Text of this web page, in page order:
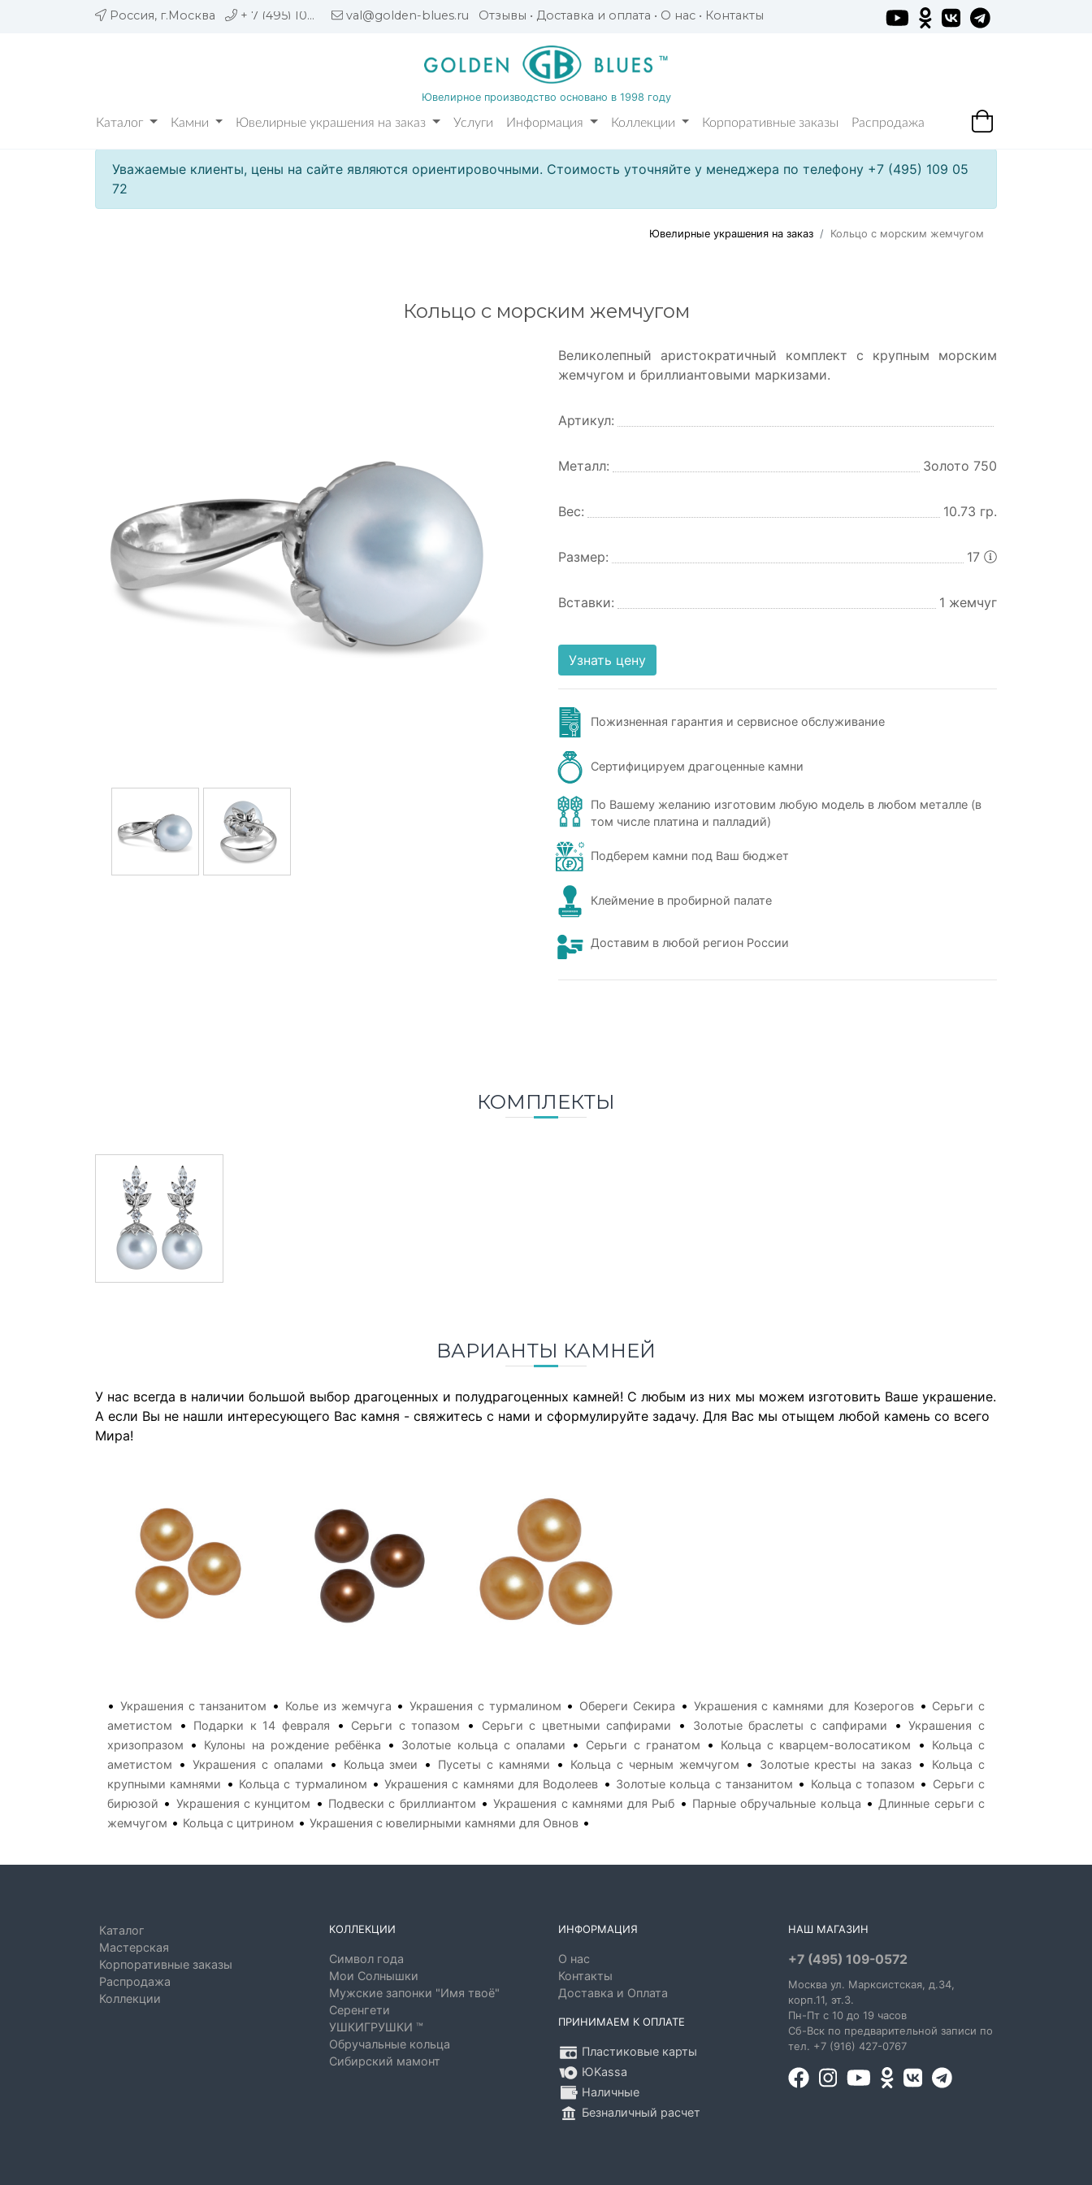
Россия, г.Москва + 7 (495) 109 05 72 val@golden-blues.ru Отзывы • Доставка и оплата • О нас • Контакты
Ювелирное производство основано в 1998 году
Каталог Камни Ювелирные украшения на заказ Услуги Информация Коллекции Корпоративные заказы Распродажа
Уважаемые клиенты, цены на сайте являются ориентировочными. Стоимость уточняйте у менеджера по телефону +7 (495) 109 05
72
Ювелирные украшения на заказ Кольцо с морским жемчугом
Кольцо с морским жемчугом
Великолепный аристократичный комплект с крупным морским
жемчугом и бриллиантовыми маркизами.
Артикул:
Металл: Золото 750
Вес: 10.73 гр.
Размер: 17
Вставки: 1 жемчуг
Узнать цену
Пожизненная гарантия и сервисное обслуживание
Сертифицируем драгоценные камни
По Вашему желанию изготовим любую модель в любом металле (в
том числе платина и палладий)
Подберем камни под Ваш бюджет
Клеймение в пробирной палате
Доставим в любой регион России
КОМПЛЕКТЫ
ВАРИАНТЫ КАМНЕЙ
У нас всегда в наличии большой выбор драгоценных и полудрагоценных камней! С любым из них мы можем изготовить Ваше украшение.
А если Вы не нашли интересующего Вас камня - свяжитесь с нами и сформулируйте задачу. Для Вас мы отыщем любой камень со всего
Мира!
• Украшения с танзанитом • Колье из жемчуга •Украшения с турмалином • Обереги Секира • Украшения с камнями для Козерогов• Серьги с
аметистом
• Подарки к 14 февраля • Серьги с топазом • Серьги с цветными сапфирами • Золотые браслеты с сапфирами •Украшения с
хризопразом
• Кулоны на рождение ребёнка • Золотые кольца с опалами • Серьги с гранатом • Кольца с кварцем-волосатиком •
Кольца с
аметистом
• Украшения с опалами • Кольца змеи • Пусеты с камнями • Кольца с черным жемчугом • Золотые кресты на заказ •
Кольца с
крупными камнями • Кольца с турмалином •Украшения с камнями для Водолеев • Золотые кольца с танзанитом • Кольца с топазом • Серьги с
бирюзой • Украшения с кунцитом • Подвески с бриллиантом •Украшения с камнями для Рыб • Парные обручальные кольца •Длинные серьги с
жемчугом • Кольца с цитрином • Украшения с ювелирными камнями для Овнов •
Каталог
Мастерская
Корпоративные заказы
Распродажа
Коллекции
КОЛЛЕКЦИИ
Символ года
Мои Солнышки
Мужские запонки "Имя твоё"
Серенгети
УШКИГРУШКИ ™
Обручальные кольца
Сибирский мамонт
ИНФОРМАЦИЯ
О нас
Контакты
Доставка и Оплата
ПРИНИМАЕМ К ОПЛАТЕ
Пластиковые карты
ЮKassa
Наличные
Безналичный расчет
НАШ МАГАЗИН
+7 (495) 109-0572
Москва ул. Марксистская, д.34,
корп.11, эт.3.
Пн-Пт c 10 до 19 часов
Сб-Вск по предварительной записи по
тел. +7 (916) 427-0767